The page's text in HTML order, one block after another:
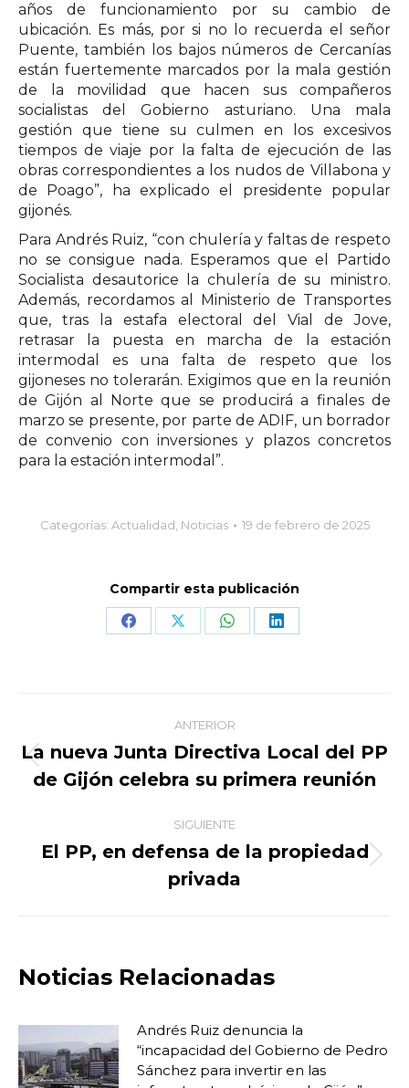
años de funcionamiento por su cambio de
ubicación. Es más, por si no lo recuerda el señor
Puente, también los bajos números de Cercanías
están fuertemente marcados por la mala gestión
de la movilidad que hacen sus compañeros
socialistas del Gobierno asturiano. Una mala
gestión que tiene su culmen en los excesivos
tiempos de viaje por la falta de ejecución de las
obras correspondientes a los nudos de Villabona y
de Poago”, ha explicado el presidente popular
gijonés.
Para Andrés Ruiz, “con chulería y faltas de respeto
no se consigue nada. Esperamos que el Partido
Socialista desautorice la chulería de su ministro.
Además, recordamos al Ministerio de Transportes
que, tras la estafa electoral del Vial de Jove,
retrasar la puesta en marcha de la estación
intermodal es una falta de respeto que los
gijoneses no tolerarán. Exigimos que en la reunión
de Gijón al Norte que se producirá a finales de
marzo se presente, por parte de ADIF, un borrador
de convenio con inversiones y plazos concretos
para la estación intermodal”.
Categorías: Actualidad Noticias 19 de febrero de 2025
Compartir esta publicación
Share Share Share Share
Navegación
entre
publicaciones
ANTERIOR
Publicación
anterior:
La nueva Junta Directiva Local del PP
de Gijón celebra su primera reunión
SIGUIENTE
Publicación
siguiente:
El PP, en defensa de la propiedad
privada
Noticias Relacionadas
Andrés Ruiz denuncia la
“incapacidad del Gobierno de Pedro
Sánchez para invertir en las